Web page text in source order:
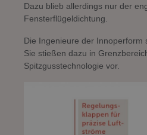
Dazu blieb allerdings nur der
Fensterflügeldichtung.
Die Ingenieure der Innoperform
Sie stießen dazu in
Spitzgusstechnologie vor.